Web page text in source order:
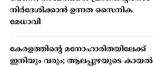
നിർദേശിക്കാൻ ഉന്നത സൈനിക
മേധാവി
കേരളത്തിന്റെ മനോഹാരിതയിലേക്ക്
ഇനിയും വരും; ആലപ്പുഴയുടെ കായൽ